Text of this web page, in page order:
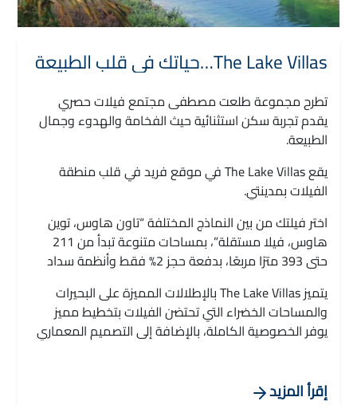
The Lake Villas…حياتك في قلب الطبيعة
تطرح مجموعة طلعت مصطفى مجتمع فيلات حصري
يقدم تجربة سكن استثنائية حيث الفخامة والهدوء وجمال
الطبيعة.
يقع The Lake Villas في موقع فريد في قلب منطقة
الفيلات بمدينتي.
اختر فيلتك من بين النماذج المختلفة “تاون هاوس، توين
هاوس، فيلا مستقلة”، بمساحات متنوعة تبدأ من 211
حتى 393 مترًا مربعًا، بدفعة حجز 2% فقط وأنظمة سداد
يتميز The Lake Villas بالإطلالات المميزة على البحيرات
والمساحات الخضراء التي تحتضن الفيلات بتخطيط مميز
يوفر الخصوصية الكاملة، بالإضافة إلى التصميم المعماري
إقرأ المزيد